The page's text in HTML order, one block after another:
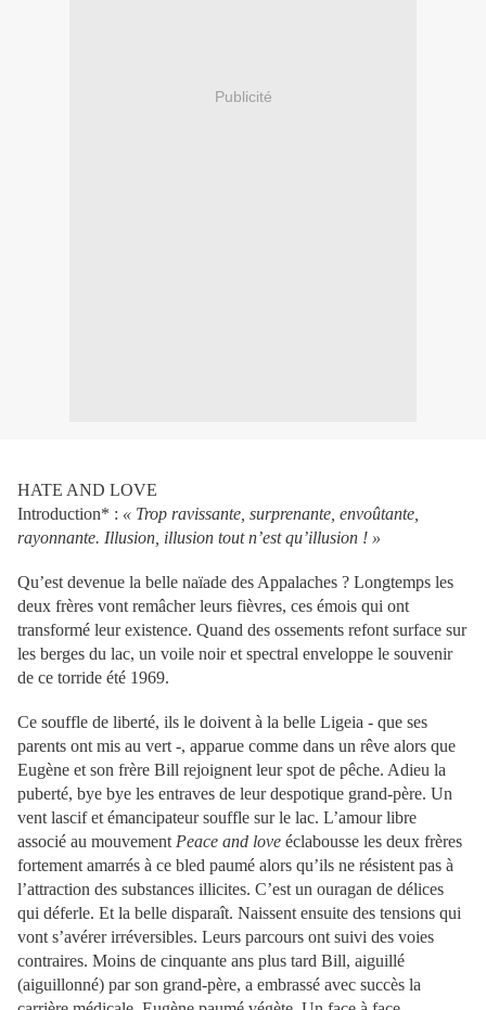
Publicité
HATE AND LOVE
Introduction* : « Trop ravissante, surprenante, envoûtante,
rayonnante. Illusion, illusion tout n’est qu’illusion ! »
Qu’est devenue la belle naïade des Appalaches ? Longtemps les
deux frères vont remâcher leurs fièvres, ces émois qui ont
transformé leur existence. Quand des ossements refont surface sur
les berges du lac, un voile noir et spectral enveloppe le souvenir
de ce torride été 1969.
Ce souffle de liberté, ils le doivent à la belle Ligeia - que ses
parents ont mis au vert -, apparue comme dans un rêve alors que
Eugène et son frère Bill rejoignent leur spot de pêche. Adieu la
puberté, bye bye les entraves de leur despotique grand-père. Un
vent lascif et émancipateur souffle sur le lac. L’amour libre
associé au mouvement Peace and love éclabousse les deux frères
fortement amarrés à ce bled paumé alors qu’ils ne résistent pas à
l’attraction des substances illicites. C’est un ouragan de délices
qui déferle. Et la belle disparaît. Naissent ensuite des tensions qui
vont s’avérer irréversibles. Leurs parcours ont suivi des voies
contraires. Moins de cinquante ans plus tard Bill, aiguillé
(aiguillonné) par son grand-père, a embrassé avec succès la